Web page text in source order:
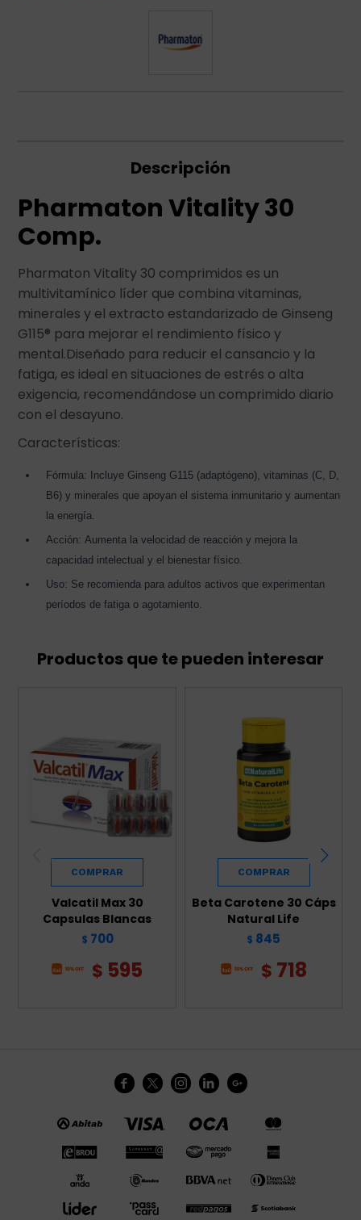
Descripción
Pharmaton Vitality 30
Comp.
Pharmaton Vitality 30 comprimidos es un
multivitamínico líder que combina vitaminas,
minerales y el extracto estandarizado de Ginseng
G115® para mejorar el rendimiento físico y
mental.Diseñado para reducir el cansancio y la
fatiga, es ideal en situaciones de estrés o alta
exigencia, recomendándose un comprimido diario
con el desayuno.
Características:
Fórmula: Incluye Ginseng G115 (adaptógeno), vitaminas (C, D,
B6) y minerales que apoyan el sistema inmunitario y aumentan
la energía.
Acción: Aumenta la velocidad de reacción y mejora la
capacidad intelectual y el bienestar físico.
Uso: Se recomienda para adultos activos que experimentan
períodos de fatiga o agotamiento.
Productos que te pueden interesar
Valcatil Max 30
Capsulas Blancas
$ 700
$ 595
Beta Carotene 30 Cáps
Natural Life
$ 845
$ 718
    